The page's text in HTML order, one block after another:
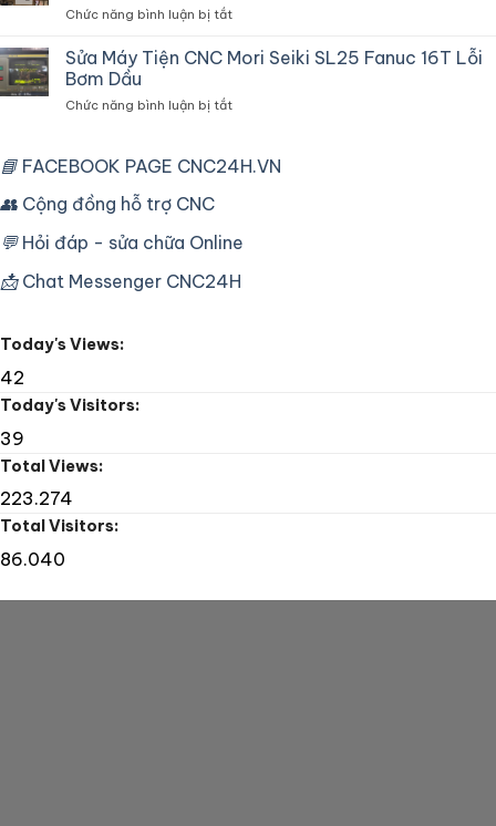
Vận
Lỗi
Chậm
Tần
Chức năng bình luận bị tắtở
điều
hòa
điện
cho
nghiệp
Sửa Máy Tiện CNC Mori Seiki SL25 Fanuc 16T Lỗi
Bơm Dầu
Chức năng bình luận bị tắtở
Tiện
SL25
Fanuc
16T
Lỗi
📘 FACEBOOK PAGE CNC24H.VN
👥 Cộng đồng hỗ trợ CNC
💬Hỏi đáp - sửa chữa Online
📩Chat Messenger CNC24H
Today's Views:
42
Today's Visitors:
39
Total Views:
223.274
Total Visitors:
86.040